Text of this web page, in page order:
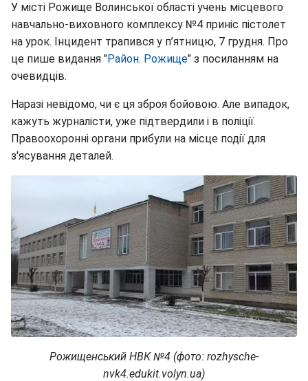
У місті Рожище Волинської області учень місцевого
навчально-виховного комплексу №4 приніс пістолет
на урок. Інцидент трапився у п’ятницю, 7 грудня. Про
це пише видання "Район. Рожище" з посиланням на
очевидців.
Наразі невідомо, чи є ця зброя бойовою. Але випадок,
кажуть журналісти, уже підтвердили і в поліції.
Правоохоронні органи прибули на місце події для
з'ясування деталей.
Рожищенський НВК №4 (фото: rozhysche-
nvk4.edukit.volyn.ua)